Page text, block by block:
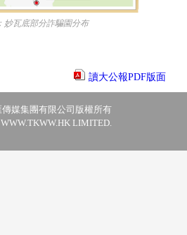
瓦底部分詐騙園分布
讀大公報PDF版面
媒集團有限公司版權所有
LIMITED.